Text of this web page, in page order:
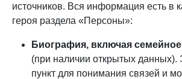
источников. Вся информация есть в
героя раздела «Персоны»:
Биография, включая
(при наличии открытых
пункт для понимания связей и